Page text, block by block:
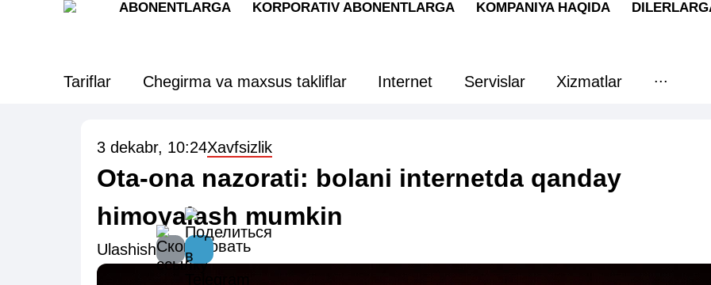
ABONENTLARGA KORPORATIV ABONENTLARGA KOMPANIYA HAQIDA
Tariflar Chegirma va maxsus takliflar Internet Servislar Xizmatlar ...
3 dekabr, 10:24Xavfsizlik
Ota-ona nazorati: bolani internetda qanday
himoyalash mumkin
Ulashish